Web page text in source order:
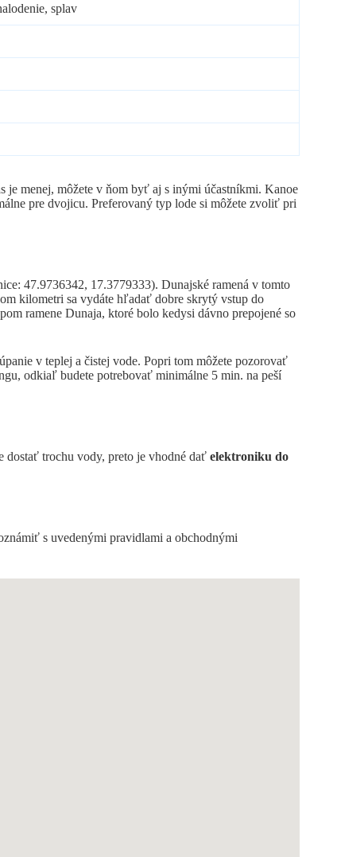
splav
je menej, môžete v ňom byť aj s inými účastníkmi. Kanoe
pre dvojicu. Preferovaný typ lode si môžete zvoliť pri
47.9736342, 17.3779333). Dunajské ramená v tomto
kilometri sa vydáte hľadať dobre skrytý vstup do
ramene Dunaja, ktoré bolo kedysi dávno prepojené so
v teplej a čistej vode. Popri tom môžete pozorovať
odkiaľ budete potrebovať minimálne 5 min. na peší
dostať trochu vody, preto je vhodné dať elektroniku do
s uvedenými pravidlami a obchodnými